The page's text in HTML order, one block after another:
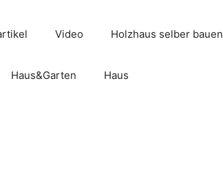
Video Holzhaus selber bauen
Haus&Garten Haus